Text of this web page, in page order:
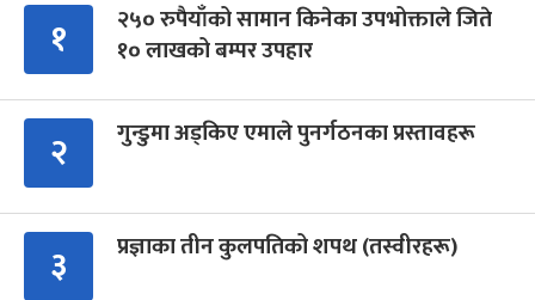
१
२५० रुपैयाँको सामान किनेका उपभोक्ताले जिते
१० लाखको बम्पर उपहार
२ गुन्डुमा अड्किए एमाले पुनर्गठनका प्रस्तावहरू
३ प्रज्ञाका तीन कुलपतिको शपथ (तस्वीरहरू)